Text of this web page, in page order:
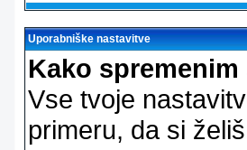
Uporabniške nastavitve
Kako
Vse tvoje
primeru, da si